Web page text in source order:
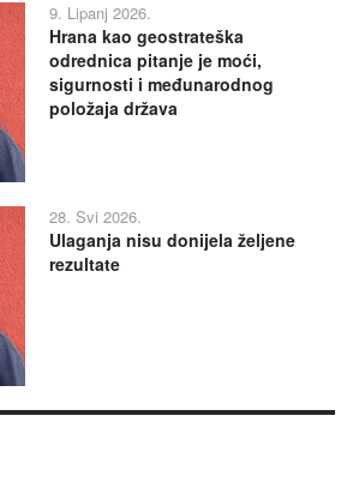
9. Lipanj 2026.
Hrana kao geostrateška
odrednica pitanje je moći,
sigurnosti i međunarodnog
položaja država
28. Svi 2026.
Ulaganja nisu donijela željene
rezultate